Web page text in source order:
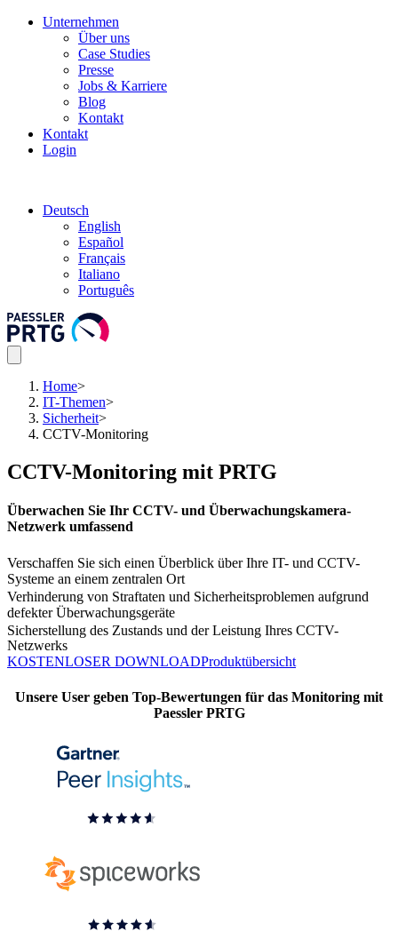
Unternehmen
Über uns
Case Studies
Presse
Jobs & Karriere
Blog
Kontakt
Kontakt
Login
Deutsch
English
Español
Français
Italiano
Português
Home>
IT-Themen>
Sicherheit>
CCTV-Monitoring
CCTV-Monitoring mit PRTG
Überwachen Sie Ihr CCTV- und Überwachungskamera-
Netzwerk umfassend
Verschaffen Sie sich einen Überblick über Ihre IT- und CCTV-
Systeme an einem zentralen Ort
Verhinderung von Straftaten und Sicherheitsproblemen aufgrund
defekter Überwachungsgeräte
Sicherstellung des Zustands und der Leistung Ihres CCTV-
Netzwerks
KOSTENLOSER DOWNLOADProduktübersicht
Unsere User geben Top-Bewertungen für das Monitoring mit
Paessler PRTG